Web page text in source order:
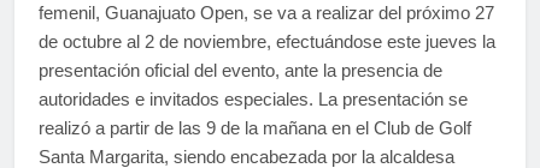
femenil, Guanajuato Open, se va a realizar del próximo 27
de octubre al 2 de noviembre, efectuándose este jueves la
presentación oficial del evento, ante la presencia de
autoridades e invitados especiales. La presentación se
realizó a partir de las 9 de la mañana en el Club de Golf
Santa Margarita, siendo encabezada por la alcaldesa